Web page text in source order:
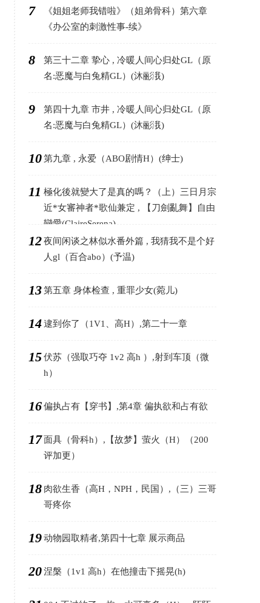
7
《姐姐老师我错啦》（姐弟骨科）第六章
《办公室的刺激性事-续》
8
第三十二章 挚心 , 冷暖人间心归处GL（原
名:恶魔与白兔精GL）(沐彨涐)
9
第四十九章 市井 , 冷暖人间心归处GL（原
名:恶魔与白兔精GL）(沐彨涐)
10第九章 , 永爱（ABO剧情H）(绅士)
11 極化後就變大了是真的嗎？（上）三日月宗
近*女審神者*歌仙兼定 , 【刀劍亂舞】自由
戀愛(ClaireSerena)
12夜间闲谈之林似水番外篇 , 我猜我不是个好
人gl（百合abo）(予温)
13第五章 身体检查 , 重罪少女(菀儿)
14逮到你了（1V1、高H）,第二十一章
15伏苏（强取巧夺 1v2 高h ）,射到车顶（微
h）
16偏执占有【穿书】,第4章 偏执欲和占有欲
17面具（骨科h）,【故梦】萤火（H）（200
评加更）
18 肉欲生香（高H，NPH，民国）,（三）三哥
哥疼你
19动物园取精者,第四十七章 展示商品
20涅槃（1v1 高h）在他撞击下摇晃(h)